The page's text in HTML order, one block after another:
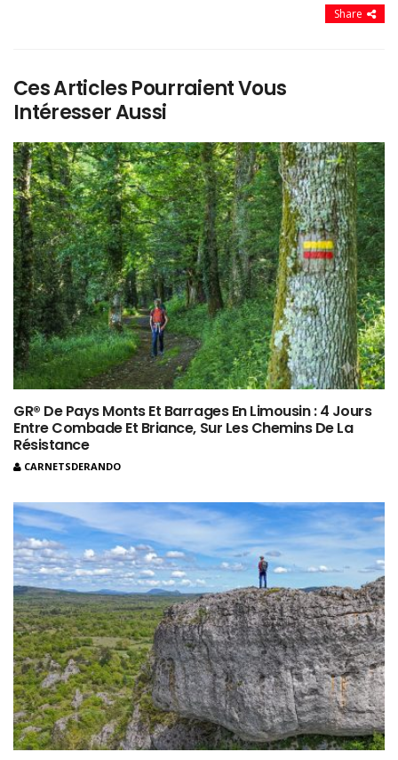
Share
Ces Articles Pourraient Vous
Intéresser Aussi
GR® De Pays Monts Et Barrages En Limousin : 4 Jours
Entre Combade Et Briance, Sur Les Chemins De La
Résistance
CARNETSDERANDO